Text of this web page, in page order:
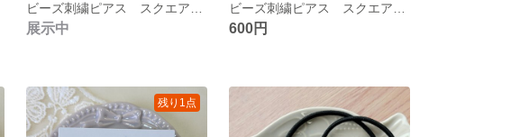
展示中 600円
残り1点